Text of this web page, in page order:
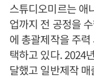
스튜디오미르는 애
업까지 전 공정을
에 총괄제작을 주
택하고 있다. 2024
달했고 일반제작